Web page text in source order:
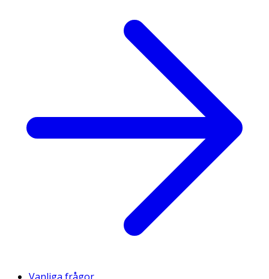
Vanliga frågor